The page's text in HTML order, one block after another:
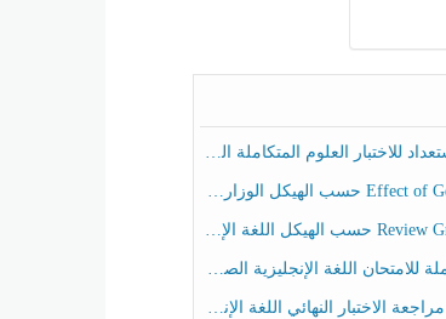
العلوم المتكاملة الصف الخامس عام الفصل الثالث
اللغة الإنجليزية الصف الخامس الفصل الثالث
النهائي اللغة الإنجليزية الصف الرابع الفصل الثالث